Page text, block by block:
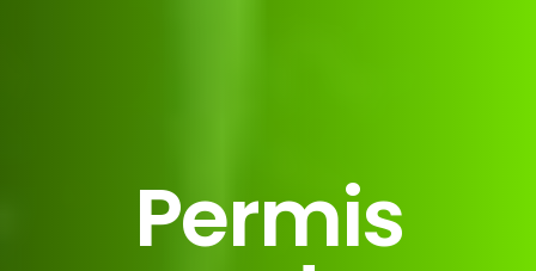
Permis